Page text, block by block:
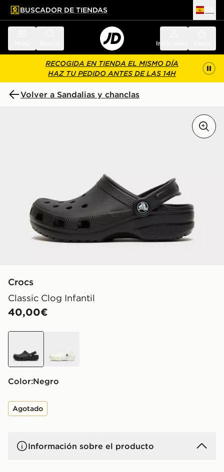
principal
pie de página
BUSCADOR DE TIENDAS
Inicia sesión
RECOGIDA EN TIENDA EL MISMO DÍA
HAZ TU PEDIDO ANTES DE LAS 14H
Volver a Sandalias y chanclas
Crocs
Classic Clog Infantil
40,00€
Color: negro
Agotado
Información sobre el producto